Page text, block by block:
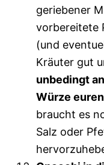
geriebener
vorbereitete
(und
Kräuter gut
unbedingt
Würze
braucht es
Salz oder